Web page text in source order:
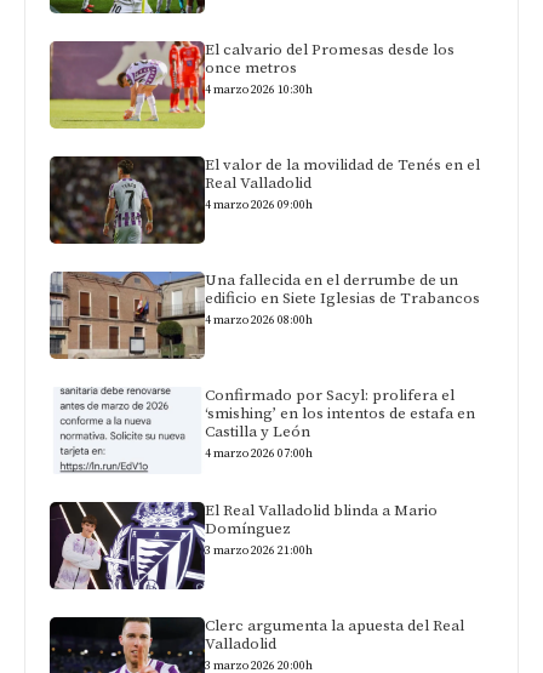
El calvario del Promesas desde los
once metros
4 marzo 2026 10:30h
El valor de la movilidad de Tenés en el
Real Valladolid
4 marzo 2026 09:00h
Una fallecida en el derrumbe de un
edificio en Siete Iglesias de Trabancos
4 marzo 2026 08:00h
Confirmado por Sacyl: prolifera el
‘smishing’ en los intentos de estafa en
Castilla y León
4 marzo 2026 07:00h
El Real Valladolid blinda a Mario
Domínguez
3 marzo 2026 21:00h
Clerc argumenta la apuesta del Real
Valladolid
3 marzo 2026 20:00h